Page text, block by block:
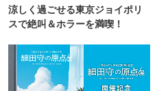
涼しく過ごせる東京ジョイポリ
スで絶叫＆ホラーを満喫！